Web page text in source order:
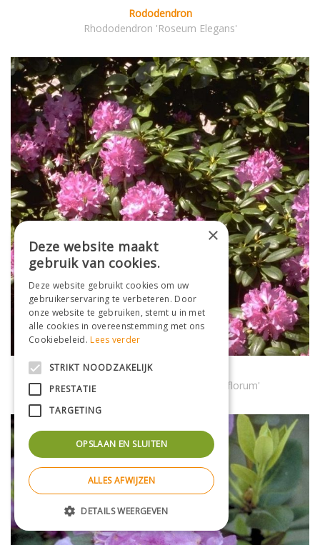
Rododendron
Rhododendron 'Roseum Elegans'
Rododendron
Rhododendron 'Catawbiense Grandiflorum'
×
Deze website maakt
gebruik van cookies.
Deze website gebruikt cookies om uw
gebruikerservaring te verbeteren. Door
onze website te gebruiken, stemt u in met
alle cookies in overeenstemming met ons
Cookiebeleid.Lees verder
STRIKT NOODZAKELIJK
PRESTATIE
TARGETING
OPSLAAN EN SLUITEN
ALLES AFWIJZEN
DETAILS WEERGEVEN